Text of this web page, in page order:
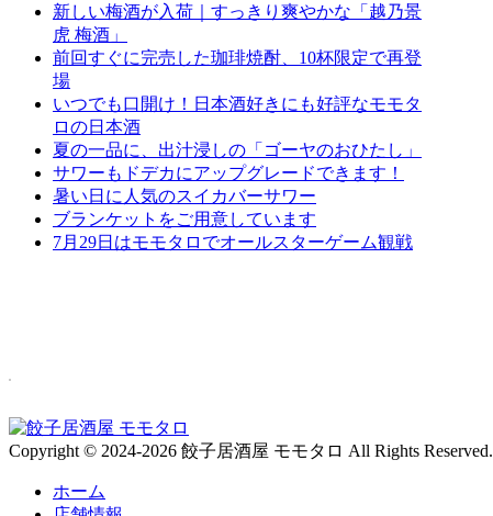
新しい梅酒が入荷｜すっきり爽やかな「越乃景
虎 梅酒」
前回すぐに完売した珈琲焼酎、10杯限定で再登
場
いつでも口開け！日本酒好きにも好評なモモタ
ロの日本酒
夏の一品に、出汁浸しの「ゴーヤのおひたし」
サワーもドデカにアップグレードできます！
暑い日に人気のスイカバーサワー
ブランケットをご用意しています
7月29日はモモタロでオールスターゲーム観戦
Copyright © 2024-2026 餃子居酒屋 モモタロ All Rights Reserved.
ホーム